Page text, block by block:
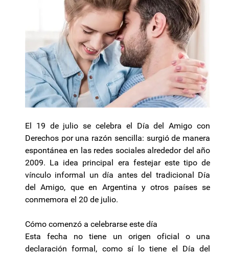
El 19 de julio se celebra el Día del Amigo con
Derechos por una razón sencilla: surgió de manera
espontánea en las redes sociales alrededor del año
2009. La idea principal era festejar este tipo de
vínculo informal un día antes del tradicional Día
del Amigo, que en Argentina y otros países se
conmemora el 20 de julio.
Cómo comenzó a celebrarse este día
Esta fecha no tiene un origen oficial o una
declaración formal, como sí lo tiene el Día del